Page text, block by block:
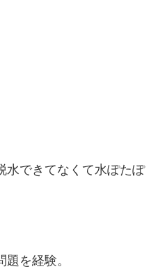
水できてなくて水ぽたぽ
を経験。